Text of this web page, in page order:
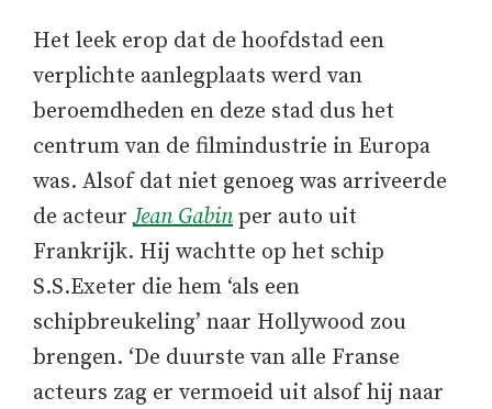
Het leek erop dat de hoofdstad een
verplichte aanlegplaats werd van
beroemdheden en deze stad dus het
centrum van de filmindustrie in Europa
was. Alsof dat niet genoeg was arriveerde
de acteurJean Gabin per auto uit
Frankrijk. Hij wachtte op het schip
S.S.Exeter die hem ‘als een
schipbreukeling’ naar Hollywood zou
brengen. ‘De duurste van alle Franse
acteurs zag er vermoeid uit alsof hij naar